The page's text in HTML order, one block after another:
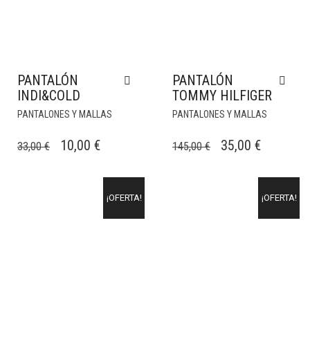
PANTALÓN
INDI&COLD
PANTALONES Y MALLAS
33,00€
EL
10,00 €EL
ES:
10,00 €.
PANTALÓN
TOMMY HILFIGER
PANTALONES Y MALLAS
145,00€
EL
145,00 €.
35,00 €EL
ES:
35,00 €.
¡OFERTA! ¡OFERTA!